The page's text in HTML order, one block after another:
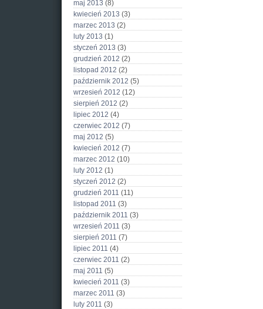
maj 2013 (8)
kwiecień 2013 (3)
marzec 2013 (2)
luty 2013 (1)
styczeń 2013 (3)
grudzień 2012 (2)
listopad 2012 (2)
październik 2012 (5)
wrzesień 2012 (12)
sierpień 2012 (2)
lipiec 2012 (4)
czerwiec 2012 (7)
maj 2012 (5)
kwiecień 2012 (7)
marzec 2012 (10)
luty 2012 (1)
styczeń 2012 (2)
grudzień 2011 (11)
listopad 2011 (3)
październik 2011 (3)
wrzesień 2011 (3)
sierpień 2011 (7)
lipiec 2011 (4)
czerwiec 2011 (2)
maj 2011 (5)
kwiecień 2011 (3)
marzec 2011 (3)
luty 2011 (3)